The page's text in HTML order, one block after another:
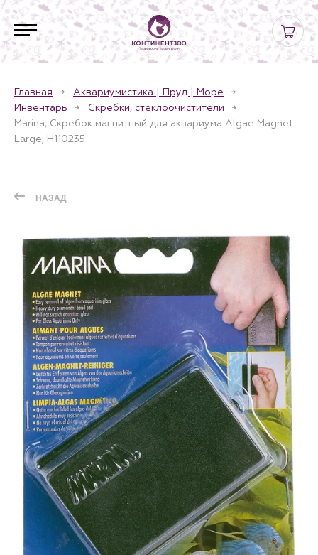
Главная
Аквариумистика | Пруд | Море
Инвентарь
Скребки, стеклоочистители
Marina, Скребок магнитный для аквариума Algae Magnet
Large, H110235
НАЗАД